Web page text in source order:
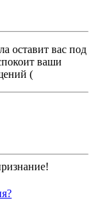
оставит вас под
ваши
(